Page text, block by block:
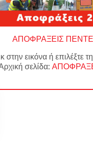
ΑΠΟΦΡΑΞΕΙΣ
στην εικόνα ή επιλέξτε
σελίδα: